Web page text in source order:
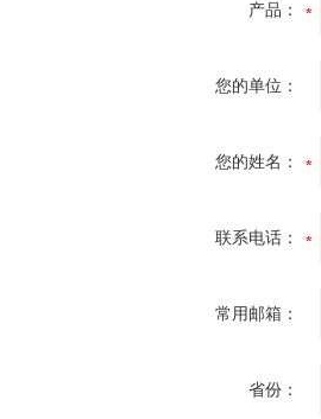
产品：
您的单位：
您的姓名：
联系电话：
常用邮箱：
省份：